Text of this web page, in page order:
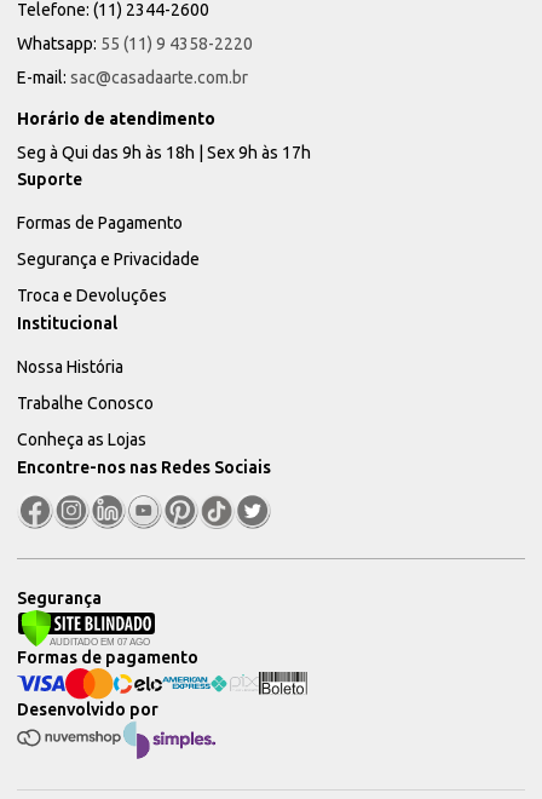
Telefone: (11) 2344-2600
Whatsapp: 55 (11) 9 4358-2220
E-mail: sac@casadaarte.com.br
Horário de atendimento
Seg à Qui das 9h às 18h | Sex 9h às 17h
Suporte
Formas de Pagamento
Segurança e Privacidade
Troca e Devoluções
Institucional
Nossa História
Trabalhe Conosco
Conheça as Lojas
Encontre-nos nas Redes Sociais
Segurança
Desenvolvido por
Formas de pagamento